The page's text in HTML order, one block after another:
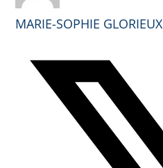
MARIE-SOPHIE GLORIEUX